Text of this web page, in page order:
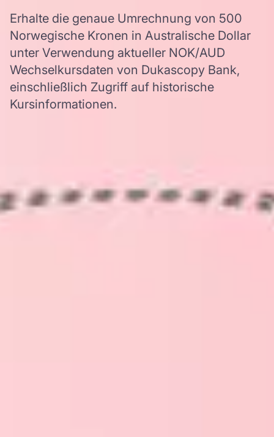
Erhalte die genaue Umrechnung von 500
Norwegische Kronen in Australische Dollar
unter Verwendung aktueller NOK/AUD
Wechselkursdaten von Dukascopy Bank,
einschließlich Zugriff auf historische
Kursinformationen.